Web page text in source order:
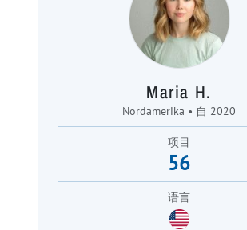
Maria H.
Nordamerika • 自 2020
项目
56
语言